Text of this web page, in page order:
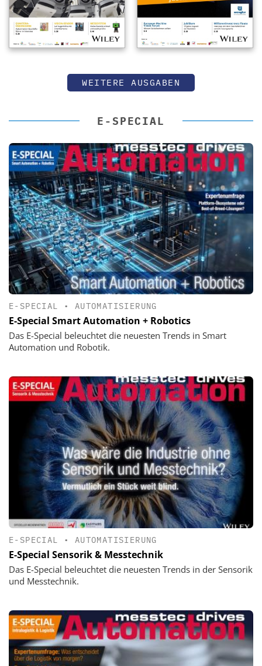
WEITERE AUSGABEN
E-SPECIAL
E-SPECIAL • AUTOMATISIERUNG
E-Special Smart Automation + Robotics
Das E-Special beleuchtet die neuesten Trends in Smart
Automation und Robotik.
E-SPECIAL • AUTOMATISIERUNG
E-Special Sensorik & Messtechnik
Das E-Special beleuchtet die neuesten Trends in der Sensorik
und Messtechnik.